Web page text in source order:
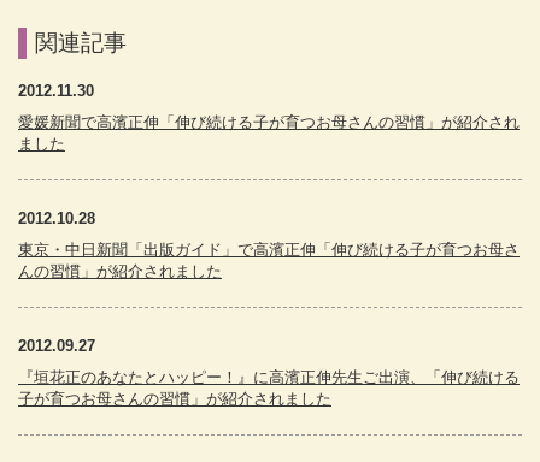
関連記事
2012.11.30
愛媛新聞で高濱正伸「伸び続ける子が育つお母さんの習慣」が紹介され
ました
2012.10.28
東京・中日新聞「出版ガイド」で高濱正伸「伸び続ける子が育つお母さ
んの習慣」が紹介されました
2012.09.27
『垣花正のあなたとハッピー！』に高濱正伸先生ご出演、「伸び続ける
子が育つお母さんの習慣」が紹介されました